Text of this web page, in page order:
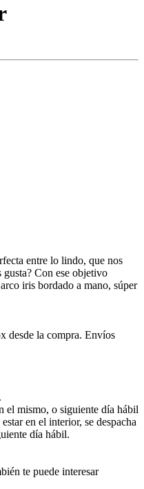
entre lo lindo, que nos
gusta? Con ese objetivo
iris bordado a mano, súper
desde la compra. Envíos
el mismo, o siguiente día hábil
en el interior, se despacha
día hábil.